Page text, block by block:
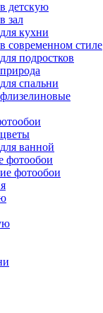
детскую
зал
кухни
современном стиле
подростков
спальни
ванной
фотообои
фотообои